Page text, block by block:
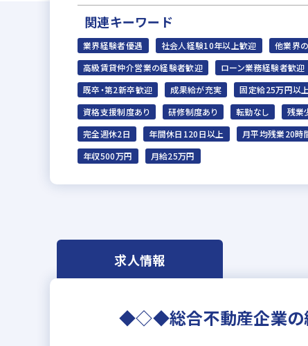
関連キーワード
業界経験者優遇 社会人経験10年以上歓迎 他業界
高級賃貸仲介営業の経験者歓迎
ローン業務経験者歓迎
既卒・第2新卒歓迎
成果給が充実 固定給25万円以上
資格支援制度あり
研修制度あり 転勤なし 残業
完全週休2日
年間休日120日以上 月平均残業20時
年収500万円
月給25万円
求人情報
◆◇◆総合不動産企業